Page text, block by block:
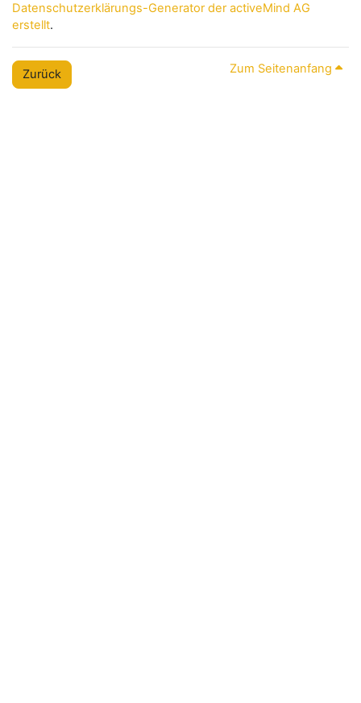
Datenschutzerklärungs-Generator der activeMind AG
erstellt.
Zurück Zum Seitenanfang